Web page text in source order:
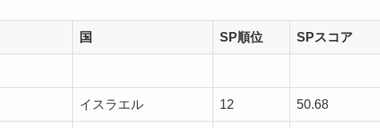
国 SP順位 SPスコア
イスラエル 12 50.68